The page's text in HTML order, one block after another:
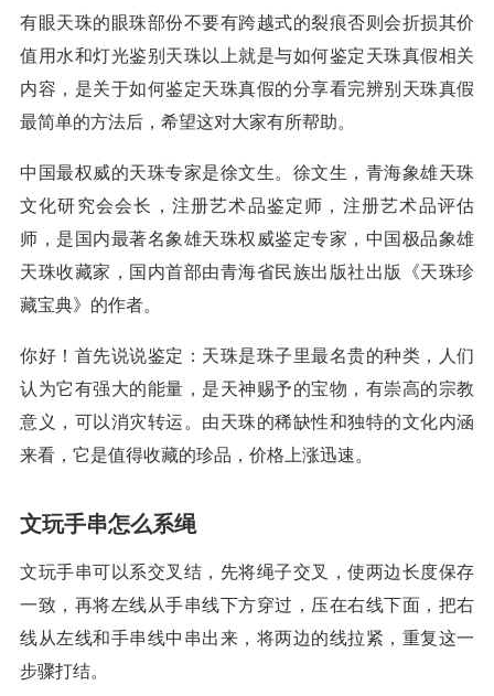
有眼天珠的眼珠部份不要有跨越式的裂痕否则会折损其价
值用水和灯光鉴别天珠以上就是与如何鉴定天珠真假相关
内容，是关于如何鉴定天珠真假的分享看完辨别天珠真假
最简单的方法后，希望这对大家有所帮助。
中国最权威的天珠专家是徐文生。徐文生，青海象雄天珠
文化研究会会长，注册艺术品鉴定师，注册艺术品评估
师，是国内最著名象雄天珠权威鉴定专家，中国极品象雄
天珠收藏家，国内首部由青海省民族出版社出版《天珠珍
藏宝典》的作者。
你好！首先说说鉴定：天珠是珠子里最名贵的种类，人们
认为它有强大的能量，是天神赐予的宝物，有崇高的宗教
意义，可以消灾转运。由天珠的稀缺性和独特的文化内涵
来看，它是值得收藏的珍品，价格上涨迅速。
文玩手串怎么系绳
文玩手串可以系交叉结，先将绳子交叉，使两边长度保存
一致，再将左线从手串线下方穿过，压在右线下面，把右
线从左线和手串线中串出来，将两边的线拉紧，重复这一
步骤打结。